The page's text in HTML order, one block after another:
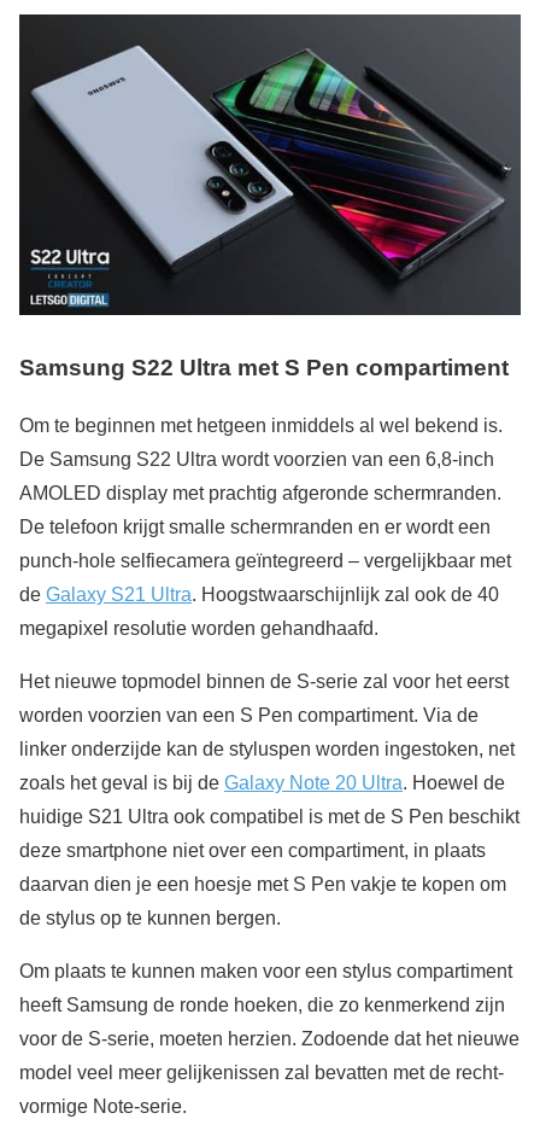
Samsung S22 Ultra met S Pen compartiment
Om te beginnen met hetgeen inmiddels al wel bekend is.
De Samsung S22 Ultra wordt voorzien van een 6,8-inch
AMOLED display met prachtig afgeronde schermranden.
De telefoon krijgt smalle schermranden en er wordt een
punch-hole selfiecamera geïntegreerd – vergelijkbaar met
de Galaxy S21 Ultra. Hoogstwaarschijnlijk zal ook de 40
megapixel resolutie worden gehandhaafd.
Het nieuwe topmodel binnen de S-serie zal voor het eerst
worden voorzien van een S Pen compartiment. Via de
linker onderzijde kan de styluspen worden ingestoken, net
zoals het geval is bij de Galaxy Note 20 Ultra. Hoewel de
huidige S21 Ultra ook compatibel is met de S Pen beschikt
deze smartphone niet over een compartiment, in plaats
daarvan dien je een hoesje met S Pen vakje te kopen om
de stylus op te kunnen bergen.
Om plaats te kunnen maken voor een stylus compartiment
heeft Samsung de ronde hoeken, die zo kenmerkend zijn
voor de S-serie, moeten herzien. Zodoende dat het nieuwe
model veel meer gelijkenissen zal bevatten met de recht-
vormige Note-serie.